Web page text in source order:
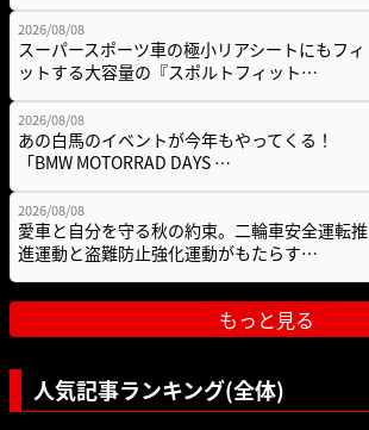
2026/08/08
スーパースポーツ車の極小リアシートにもフィ
ットする大容量の『スポルトフィット…
2026/08/08
あの白馬のイベントが今年もやってくる！
「BMW MOTORRAD DAYS …
2026/08/08
愛車と自分を守る秋の約束。二輪車安全運転推
進運動と盗難防止強化運動がもたらす…
もっと見る
人気記事ランキング(全体)